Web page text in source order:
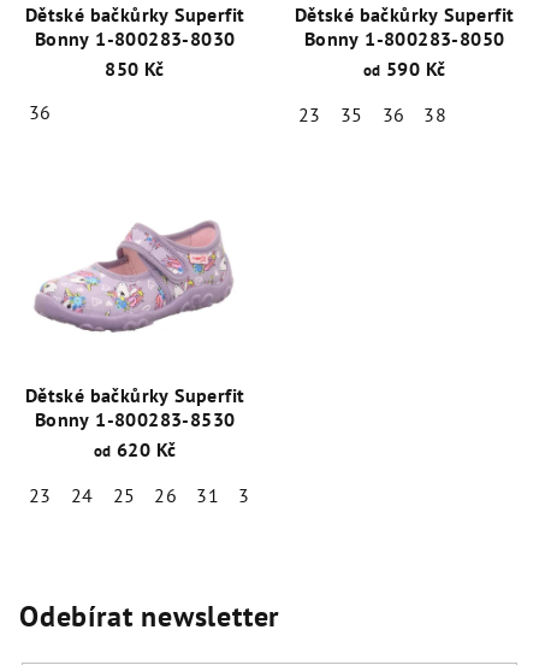
Dětské bačkůrky Superfit
Bonny 1-800283-8030
850 Kč
36
Dětské bačkůrky Superfit
Bonny 1-800283-8050
od 590 Kč
23
35 36 38
Dětské bačkůrky Superfit
Bonny 1-800283-8530
od 620 Kč
23
24 25 26 31 32
Odebírat newsletter